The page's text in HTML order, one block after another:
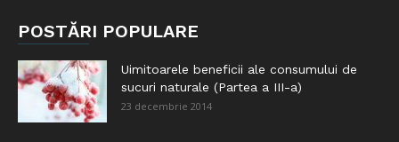
POSTĂRI POPULARE
Uimitoarele beneficii ale consumului de
sucuri naturale (Partea a III-a)
23 decembrie 2014